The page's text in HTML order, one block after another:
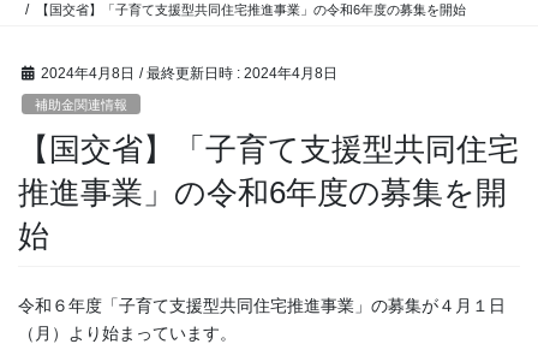
【国交省】「子育て支援型共同住宅推進事業」の令和6年度の募集を開始
2024年4月8日 / 最終更新日時 : 2024年4月8日
補助金関連情報
【国交省】「子育て支援型共同住宅
推進事業」の令和6年度の募集を開
始
令和６年度「子育て支援型共同住宅推進事業」の募集が４月１日
（月）より始まっています。